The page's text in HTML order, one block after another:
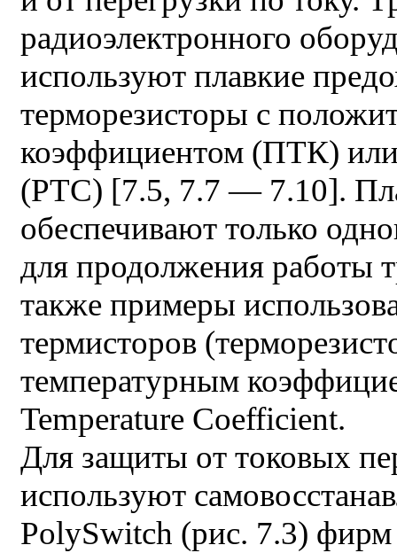
радиоэлектронного
используют плавкие
терморезисторы с
коэффициентом (ПТК)
(PTC) [7.5, 7.7 — 7.10].
обеспечивают только
для продолжения работы
также примеры
термисторов
температурным
Temperature Coefficient.
Для защиты от токовых
используют
PolySwitch (рис. 7.3)